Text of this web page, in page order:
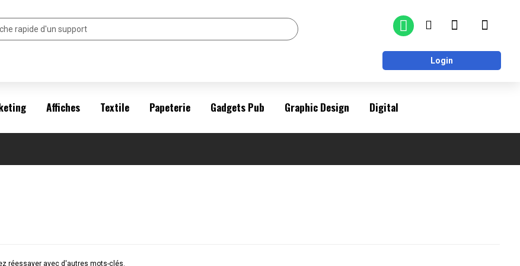
Login
Affiches Textile Papeterie Gadgets Pub Graphic Design Digital
réessayer avec d'autres mots-clés.